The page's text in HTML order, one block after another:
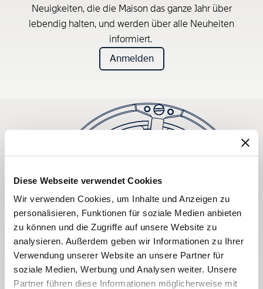
Diese Webseite verwendet Cookies
Wir verwenden Cookies, um Inhalte und Anzeigen zu
personalisieren, Funktionen für soziale Medien anbieten
zu können und die Zugriffe auf unsere Website zu
analysieren. Außerdem geben wir Informationen zu Ihrer
Verwendung unserer Website an unsere Partner für
soziale Medien, Werbung und Analysen weiter. Unsere
Partner führen diese Informationen möglicherweise mit
Neuigkeiten, die die Maison das ganze Jahr über
lebendig halten, und werden über alle Neuheiten
informiert.
Anmelden